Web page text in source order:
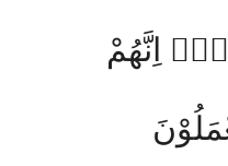
اِنَّهُمْ